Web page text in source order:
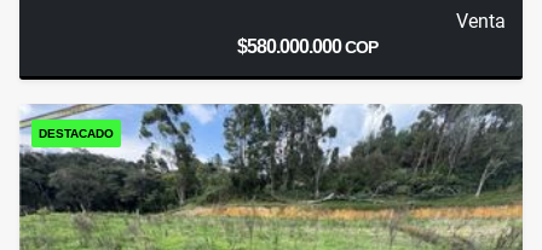
Venta
$580.000.000COP
DESTACADO